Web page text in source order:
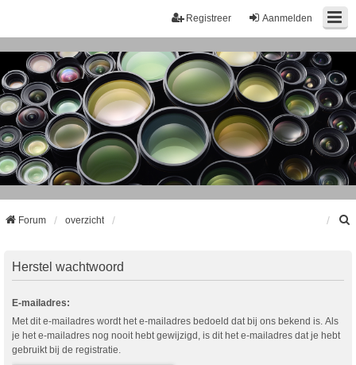
Aanmelden
Registreer
Forum overzicht
Herstel wachtwoord
E-mailadres:
Met dit e-mailadres wordt het e-mailadres bedoeld dat bij ons bekend is. Als
je het e-mailadres nog nooit hebt gewijzigd, is dit het e-mailadres dat je hebt
gebruikt bij de registratie.